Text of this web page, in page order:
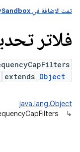
تمت الإضافة في Android UpsideDownCakePrivacySandbox
فلاتر
extends Object
java.lang.Object
↳